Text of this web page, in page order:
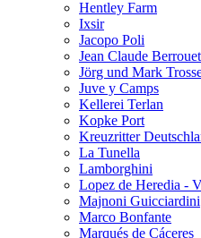
Hentley Farm
Ixsir
Jacopo Poli
Jean Claude
Jörg und Mark
Juve y Camps
Kellerei Terlan
Kopke Port
Kreuzritter
La Tunella
Lamborghini
Lopez de Heredia -
Majnoni Guicciardini
Marco Bonfante
Marqués de Cáceres